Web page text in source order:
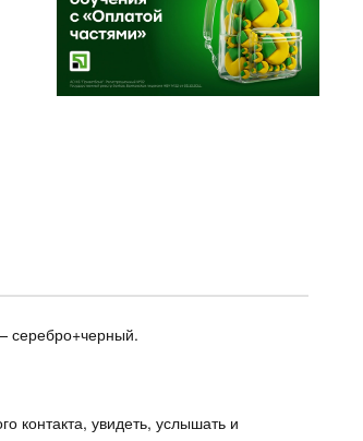
серебро+черный.
контакта, увидеть, услышать и